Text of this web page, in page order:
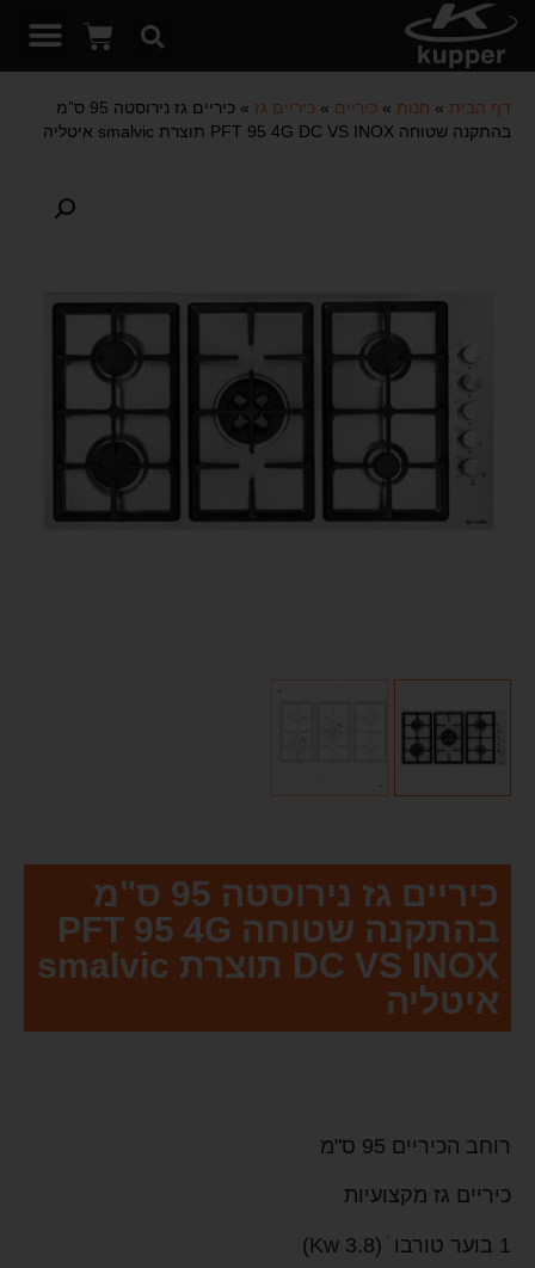
כיריים גז נירוסטה 95 ס"מ
בהתקנה שטוחה PFT 95 4G
DC VS INOX תוצרת smalvic
איטליה
רוחב הכיריים 95 ס"מ
כיריים גז מקצועיות
1 בוער טורבו ׁ (3.8 Kw)
דף הבית » חנות » כיריים » כיריים גז »
כיריים גז נירוסטה 95 ס”מ
בהתקנה שטוחה PFT 95 4G DC VS INOX תוצרת smalvic איטליה